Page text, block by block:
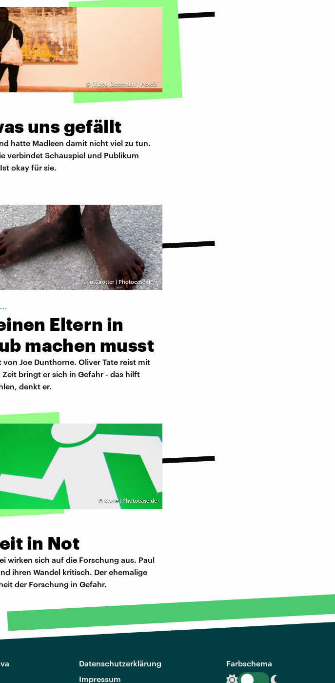
© filippo faccendini | Pexels
uns gefällt
hatte Madleen damit nicht viel zu tun.
verbindet Schauspiel und Publikum
okay für sie.
©juttarotter | Photocase.de/j
Eltern in
machen musst
Joe Dunthorne. Oliver Tate reist mit
Zeit bringt er sich in Gefahr - das hilft
denkt er.
© Korre | Photocase.de
in Not
wirken sich auf die Forschung aus. Paul
ihren Wandel kritisch. Der ehemalige
der Forschung in Gefahr.
Datenschutzerklärung
Impressum
Farbschema